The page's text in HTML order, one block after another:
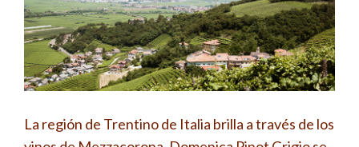
La región de Trentino de Italia brilla a través de los